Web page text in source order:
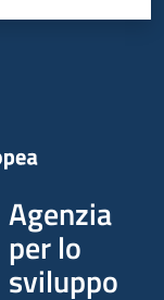
Agenzia
per lo
sviluppo